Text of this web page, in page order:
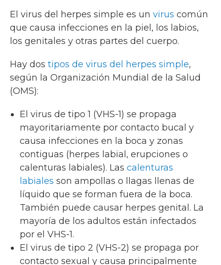
El virus del herpes simple es un virus común
que causa infecciones en la piel, los labios,
los genitales y otras partes del cuerpo.
Hay dos tipos de virus del herpes simple,
según la Organización Mundial de la Salud
(OMS):
El virus de tipo 1 (VHS-1) se propaga
mayoritariamente por contacto bucal y
causa infecciones en la boca y zonas
contiguas (herpes labial, erupciones o
calenturas labiales). Las calenturas
labiales son ampollas o llagas llenas de
líquido que se forman fuera de la boca.
También puede causar herpes genital. La
mayoría de los adultos están infectados
por el VHS-1.
El virus de tipo 2 (VHS-2) se propaga por
contacto sexual y causa principalmente